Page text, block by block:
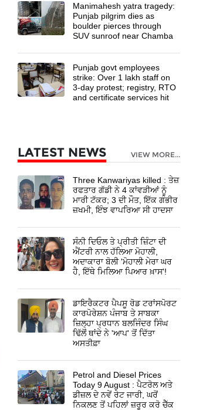
Manimahesh yatra tragedy:
Punjab pilgrim dies as
boulder pierces through
SUV sunroof near Chamba
Punjab govt employees
strike: Over 1 lakh staff on
3-day protest; registry, RTO
and certificate services hit
LATEST NEWS VIEW MORE...
Three Kanwariyas killed : ਤੇਜ਼
ਰਫਤਾਰ ਗੱਡੀ ਨੇ 4 ਕਾਂਵੜੀਆਂ ਨੂੰ
ਮਾਰੀ ਟੱਕਰ; 3 ਦੀ ਮੌਤ, ਇੱਕ ਗੰਭੀਰ
ਜ਼ਖਮੀ, ਇੰਝ ਵਾਪਰਿਆ ਸੀ ਹਾਦਸਾ
ਸੰਨੀ ਦਿਓਲ ਤੇ ਪ੍ਰੀਤੀ ਜ਼ਿੰਟਾ ਦੀ
ਐਂਟਰੀ ਨਾਲ ਹੱਲਿਆ ਮੋਹਾਲੀ,
ਅਦਾਕਾਰਾ ਬੋਲੀ 'ਮੋਹਾਲੀ ਮੇਰਾ ਘਰ
ਹੈ, ਇੱਥੇ ਮਿਲਿਆ ਪਿਆਰ ਖ਼ਾਸ'!
ਡਾਇਰੈਕਟਰ ਪੈਪਸੂ ਰੋਡ ਟਰਾਂਸਪੋਰਟ
ਕਾਰਪੋਰੇਸ਼ਨ ਪੰਜਾਬ ਤੇ ਸਾਬਕਾ
ਜ਼ਿਲ੍ਹਾ ਪ੍ਰਧਾਨ ਬਲਜਿੰਦਰ ਸਿੰਘ
ਢਿੱਲੋਂ ਥਾਂਦੇ ਨੇ 'ਆਪ' ਤੋਂ ਦਿੱਤਾ
ਅਸਤੀਫ਼ਾ
Petrol and Diesel Prices
Today 9 August : ਪੈਟਰੋਲ ਅਤੇ
ਡੀਜ਼ਲ ਦੇ ਨਵੇਂ ਰੇਟ ਜਾਰੀ, ਘਰੋਂ
ਨਿਕਲਣ ਤੋਂ ਪਹਿਲਾਂ ਜ਼ਰੂਰ ਕਰੋ ਚੈੱਕ